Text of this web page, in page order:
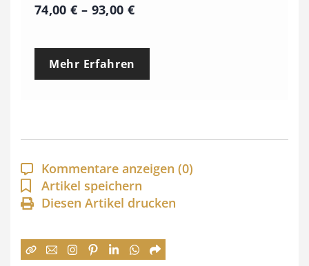
74,00€ – 93,00 €P
e
p
a
n
n
:
Mehr Erfahren
Kommentare anzeigen (0)
Artikel speichern
Diesen Artikel drucken